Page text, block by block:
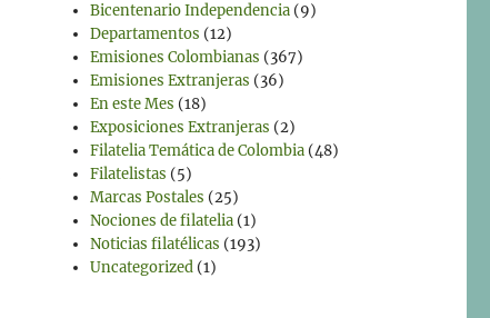
Bicentenario Independencia (9)
Departamentos (12)
Emisiones Colombianas (367)
Emisiones Extranjeras (36)
En este Mes (18)
Exposiciones Extranjeras (2)
Filatelia Temática de Colombia (48)
Filatelistas (5)
Marcas Postales (25)
Nociones de filatelia (1)
Noticias filatélicas (193)
Uncategorized (1)